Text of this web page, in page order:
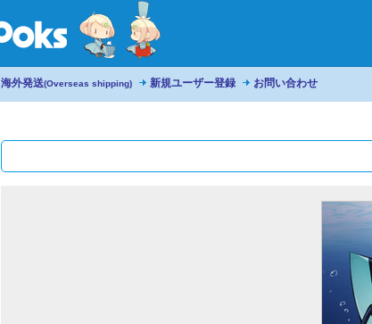
海外発送(Overseas shipping) 新規ユーザー登録 お問い合わせ